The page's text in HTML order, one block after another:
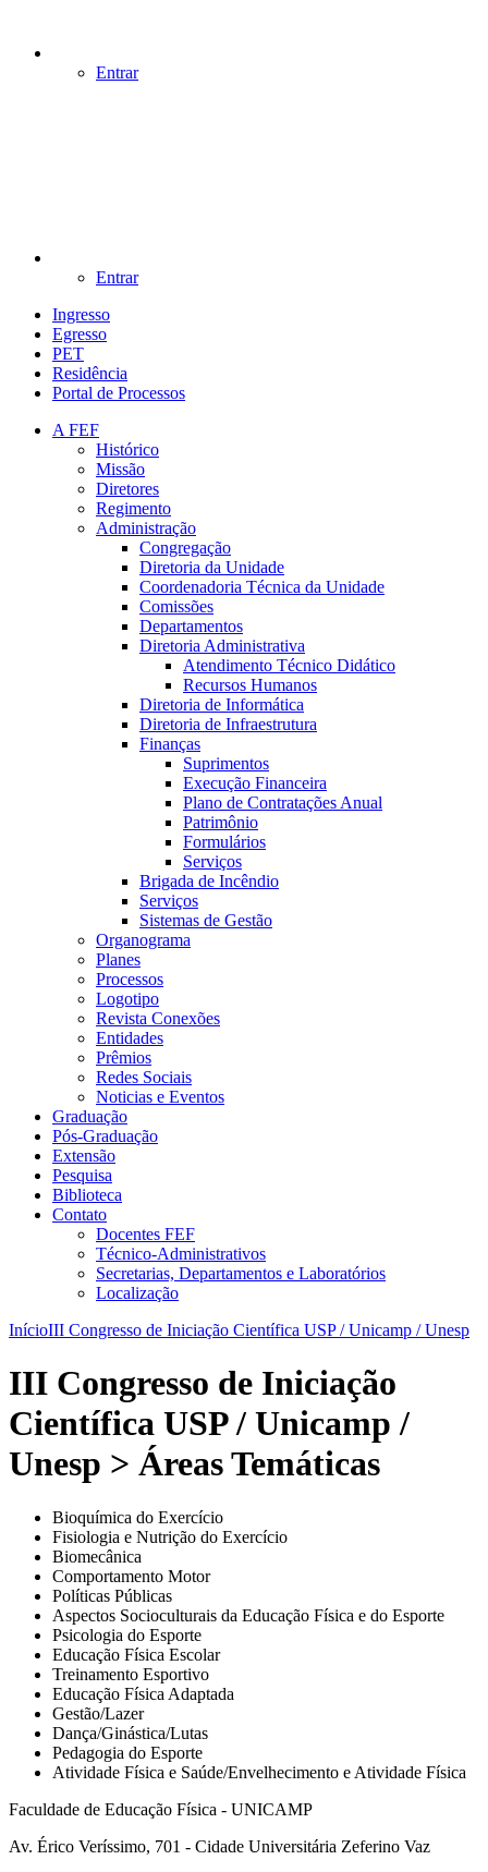
Entrar
Entrar
Ingresso
Egresso
PET
Residência
Portal de Processos
A FEF
Histórico
Missão
Diretores
Regimento
Administração
Congregação
Diretoria da Unidade
Coordenadoria Técnica da Unidade
Comissões
Departamentos
Diretoria Administrativa
Atendimento Técnico Didático
Recursos Humanos
Diretoria de Informática
Diretoria de Infraestrutura
Finanças
Suprimentos
Execução Financeira
Plano de Contratações Anual
Patrimônio
Formulários
Serviços
Brigada de Incêndio
Serviços
Sistemas de Gestão
Organograma
Planes
Processos
Logotipo
Revista Conexões
Entidades
Prêmios
Redes Sociais
Noticias e Eventos
Graduação
Pós-Graduação
Extensão
Pesquisa
Biblioteca
Contato
Docentes FEF
Técnico-Administrativos
Secretarias, Departamentos e Laboratórios
Localização
InícioIII Congresso de Iniciação Científica USP / Unicamp / Unesp
III Congresso de Iniciação
Científica USP / Unicamp /
Unesp > Áreas Temáticas
Bioquímica do Exercício
Fisiologia e Nutrição do Exercício
Biomecânica
Comportamento Motor
Políticas Públicas
Aspectos Socioculturais da Educação Física e do Esporte
Psicologia do Esporte
Educação Física Escolar
Treinamento Esportivo
Educação Física Adaptada
Gestão/Lazer
Dança/Ginástica/Lutas
Pedagogia do Esporte
Atividade Física e Saúde/Envelhecimento e Atividade Física
Faculdade de Educação Física - UNICAMP
Av. Érico Veríssimo, 701 - Cidade Universitária Zeferino Vaz